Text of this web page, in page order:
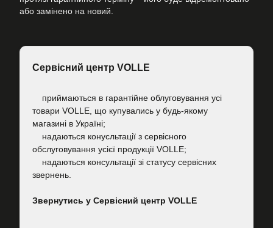
або замінено на новий.
Сервісний центр VOLLE
приймаються в гарантійне облуговування усі
товари VOLLE, що купувались у будь-якому
магазині в Україні;
надаються конусльтації з сервісного
обслуговування усієї продукції VOLLE;
надаються консультації зі статусу сервісних
звернень.
Звернутись у Сервісний центр VOLLE